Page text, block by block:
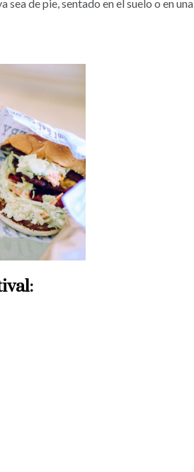
de pie, sentado en el suelo o en una